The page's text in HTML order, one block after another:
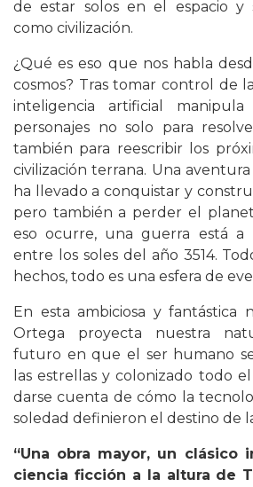
de estar solos en el espacio y
como civilización.
¿Qué es eso que nos habla
cosmos? Tras tomar control de
inteligencia artificial
personajes no solo para
también para reescribir los
civilización terrana. Una
ha llevado a conquistar y
pero también a perder el
eso ocurre, una guerra está
entre los soles del año 3514.
hechos, todo es una esfera de
En esta ambiciosa y fantástica
Ortega proyecta nuestra
futuro en que el ser humano
las estrellas y colonizado todo
darse cuenta de cómo la
soledad definieron el destino de
“Una obra mayor, un clásico
ciencia ficción a la altura de